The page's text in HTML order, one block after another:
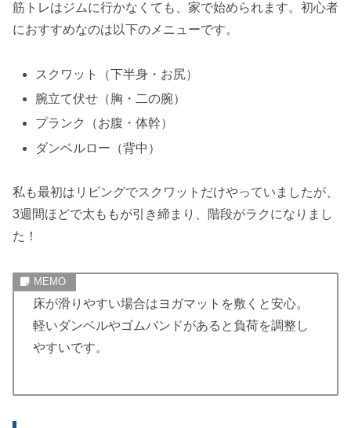
筋トレはジムに行かなくても、家で始められます。初心者
におすすめなのは以下のメニューです。
スクワット（下半身・お尻）
腕立て伏せ（胸・二の腕）
プランク（お腹・体幹）
ダンベルロー（背中）
私も最初はリビングでスクワットだけやっていましたが、
3週間ほどで太ももが引き締まり、階段がラクになりまし
た！
床が滑りやすい場合はヨガマットを敷くと安心。
軽いダンベルやゴムバンドがあると負荷を調整し
やすいです。